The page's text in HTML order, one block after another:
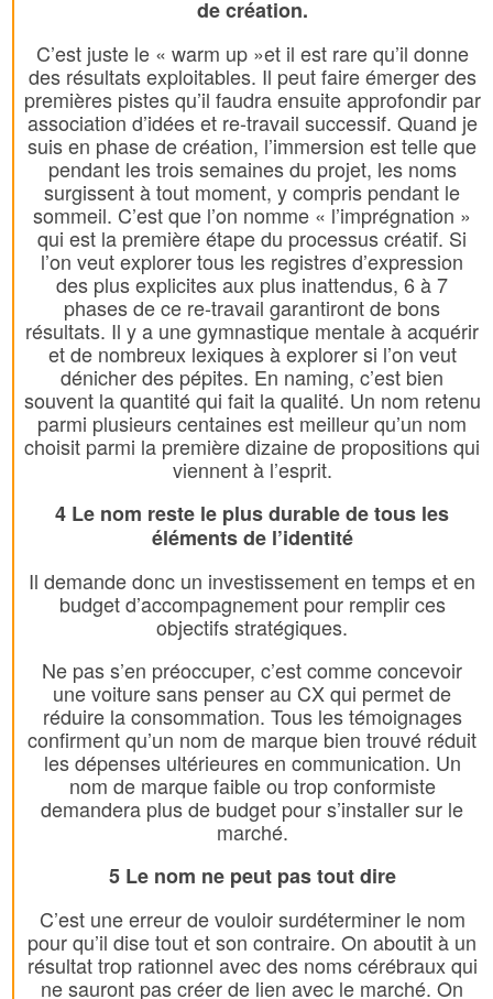
de création.
C’est juste le « warm up »et il est rare qu’il donne
des résultats exploitables. Il peut faire émerger des
premières pistes qu’il faudra ensuite approfondir par
association d’idées et re-travail successif. Quand je
suis en phase de création, l’immersion est telle que
pendant les trois semaines du projet, les noms
surgissent à tout moment, y compris pendant le
sommeil. C’est que l’on nomme « l’imprégnation »
qui est la première étape du processus créatif. Si
l’on veut explorer tous les registres d’expression
des plus explicites aux plus inattendus, 6 à 7
phases de ce re-travail garantiront de bons
résultats. Il y a une gymnastique mentale à acquérir
et de nombreux lexiques à explorer si l’on veut
dénicher des pépites. En naming, c’est bien
souvent la quantité qui fait la qualité. Un nom retenu
parmi plusieurs centaines est meilleur qu’un nom
choisit parmi la première dizaine de propositions qui
viennent à l’esprit.
4 Le nom reste le plus durable de tous les
éléments de l’identité
Il demande donc un investissement en temps et en
budget d’accompagnement pour remplir ces
objectifs stratégiques.
Ne pas s’en préoccuper, c’est comme concevoir
une voiture sans penser au CX qui permet de
réduire la consommation. Tous les témoignages
confirment qu’un nom de marque bien trouvé réduit
les dépenses ultérieures en communication. Un
nom de marque faible ou trop conformiste
demandera plus de budget pour s’installer sur le
marché.
5 Le nom ne peut pas tout dire
C’est une erreur de vouloir surdéterminer le nom
pour qu’il dise tout et son contraire. On aboutit à un
résultat trop rationnel avec des noms cérébraux qui
ne sauront pas créer de lien avec le marché. On